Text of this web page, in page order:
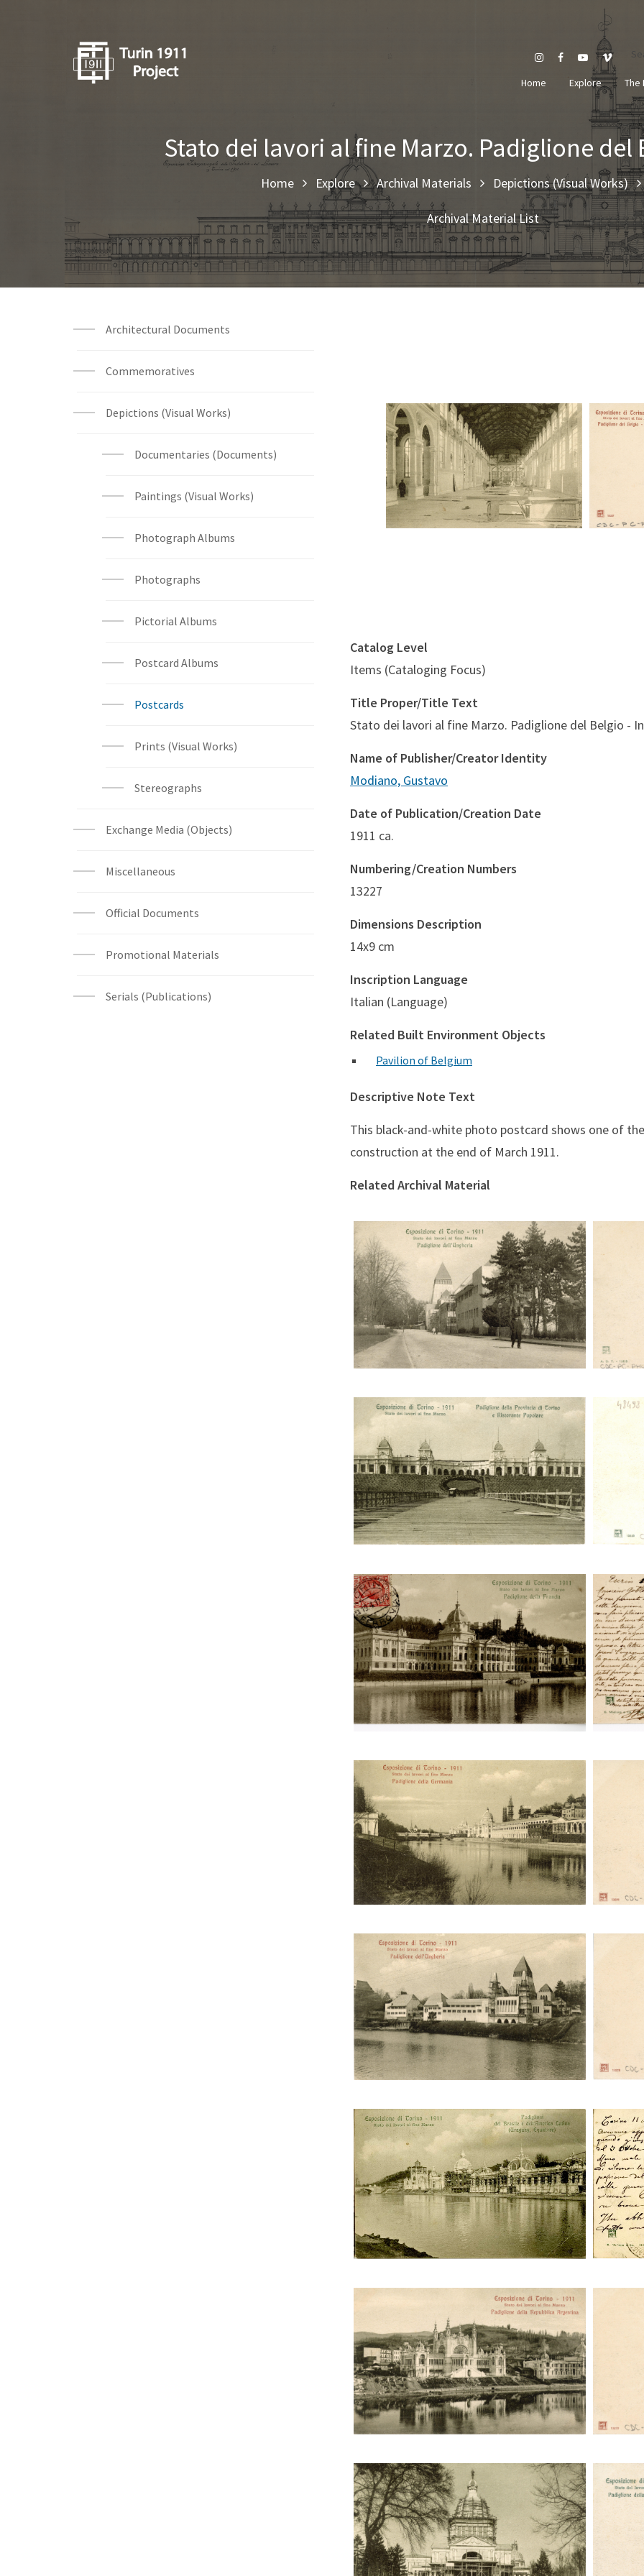
Home Explore The
Stato dei lavori al fine Marzo. Padiglione del
Home Explore Archival Materials Depictions (Visual Works)
Archival Material List
Architectural Documents
Commemoratives
Depictions (Visual Works)
Documentaries (Documents)
Paintings (Visual Works)
Photograph Albums
Photographs
Pictorial Albums
Postcard Albums
Postcards
Prints (Visual Works)
Stereographs
Exchange Media (Objects)
Miscellaneous
Official Documents
Promotional Materials
Serials (Publications)
Digital File Front Image
Catalog Level
Items (Cataloging Focus)
Title Proper/Title Text
Stato dei lavori al fine Marzo. Padiglione del Belgio -
Name of Publisher/Creator Identity
Modiano, Gustavo
Date of Publication/Creation Date
1911 ca.
Numbering/Creation Numbers
13227
Dimensions Description
14x9 cm
Inscription Language
Italian (Language)
Related Built Environment Objects
Pavilion of Belgium
Descriptive Note Text
This black-and-white photo postcard shows one of
construction at the end of March 1911.
Related Archival Material
Stato dei lavori al fine Marzo.
Padiglione dell'Ungheria (A.D.T.)
Stato dei lavori a fine Marzo.
Padiglione della Provincia di Torino e
Ristorante Popolare
Stato dei lavori al fine Marzo.
Padiglione della Francia (Modiano)
Stato dei lavori al fine Marzo.
Padiglione della Germania
Stato dei lavori al fine Marzo.
Padiglione dell'Ungheria
Stato dei Lavori a fine Marzo.
Padiglioni del Brasile e dell'America
Latina (Uruguay, Equatore)
Stato dei lavori al fine Marzo -
Padiglione della Repubblica
Argentina
Stato dei lavori al fine Marzo.
Padiglione della città di Torino